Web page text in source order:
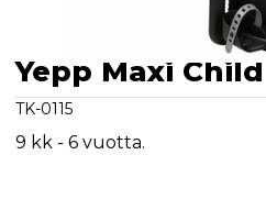
Yepp Maxi
TK-0115
9 kk - 6 vuotta.